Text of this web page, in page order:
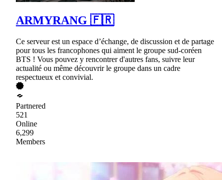
ARMYRANG 🇫🇷
Ce serveur est un espace d’échange, de discussion et de partage
pour tous les francophones qui aiment le groupe sud-coréen
BTS ! Vous pouvez y rencontrer d'autres fans, suivre leur
actualité ou même découvrir le groupe dans un cadre
respectueux et convivial.
Partnered
521
Online
6,299
Members